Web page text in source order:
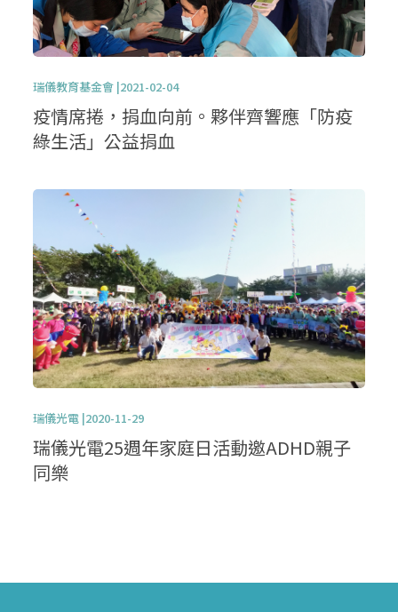
瑞儀教育基金會 |2021-02-04
疫情席捲，捐血向前。夥伴齊響應「防疫
綠生活」公益捐血
瑞儀光電 |2020-11-29
瑞儀光電25週年家庭日活動邀ADHD親子
同樂